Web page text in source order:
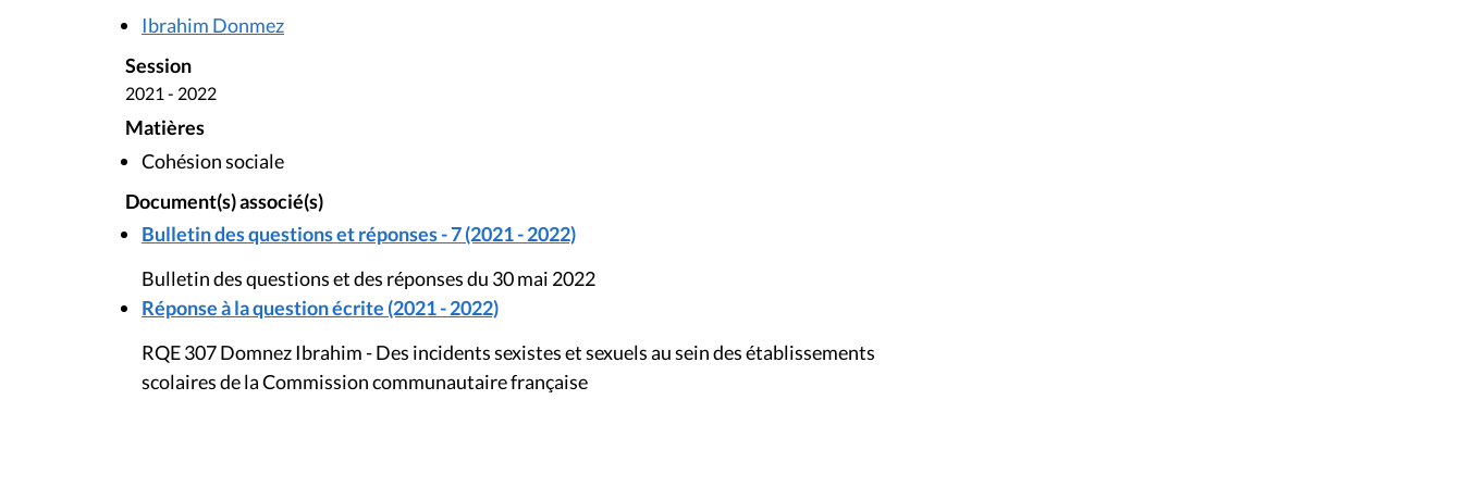
Ibrahim Donmez
Session
2021 - 2022
Matières
Cohésion sociale
Document(s) associé(s)
Bulletin des questions et réponses - 7 (2021 - 2022)
Bulletin des questions et des réponses du 30 mai 2022
Réponse à la question écrite (2021 - 2022)
RQE 307 Domnez Ibrahim - Des incidents sexistes et sexuels au sein des établissements
scolaires de la Commission communautaire française